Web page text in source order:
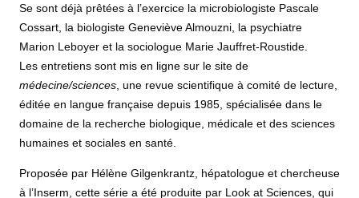
Se sont déjà prêtées à l’exercice la microbiologiste Pascale
Cossart, la biologiste Geneviève Almouzni, la psychiatre
Marion Leboyer et la sociologue Marie Jauffret-Roustide.
Les entretiens sont mis en ligne sur le site de
médecine/sciences, une revue scientifique à comité de lecture,
éditée en langue française depuis 1985, spécialisée dans le
domaine de la recherche biologique, médicale et des sciences
humaines et sociales en santé.
Proposée par Hélène Gilgenkrantz, hépatologue et chercheuse
à l’Inserm, cette série a été produite par Look at Sciences, qui